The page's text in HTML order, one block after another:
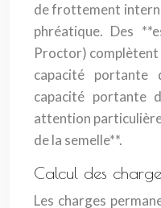
de frottement
phréatique. Des
Proctor) complètent
capacité
capacité portante
attention
de la semelle**.
Calcul des
Les charges